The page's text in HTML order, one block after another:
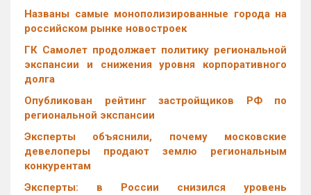
Названы самые монополизированные города на
российском рынке новостроек
ГК Самолет продолжает политику региональной
экспансии и снижения уровня корпоративного
долга
Опубликован рейтинг застройщиков РФ по
региональной экспансии
Эксперты объяснили, почему московские
девелоперы продают землю региональным
конкурентам
Эксперты: в России снизился уровень